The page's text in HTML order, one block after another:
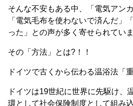
そんな不安もある中、「電気アン
「電気毛布を使わないで済んだ」
った」との声が多く寄せられていま
その「方法」とは?！！
ドイツで古くから伝わる温浴法「
ドイツは19世紀に世界に先駆け、
環として社会保険制度として組み